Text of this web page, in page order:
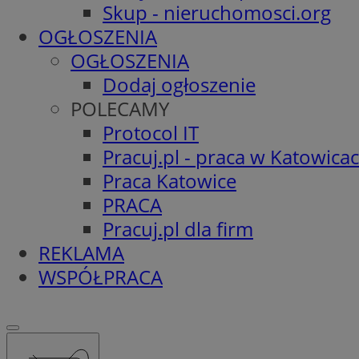
Skup - nieruchomosci.org
OGŁOSZENIA
OGŁOSZENIA
Dodaj ogłoszenie
POLECAMY
Protocol IT
Pracuj.pl - praca w
Praca Katowice
PRACA
Pracuj.pl dla firm
REKLAMA
WSPÓŁPRACA